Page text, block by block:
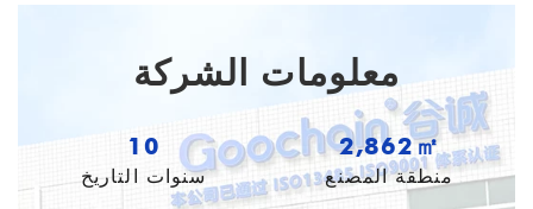
معلومات الشركة
10
سنوات التاريخ
3,718㎡
منطقة المصنع